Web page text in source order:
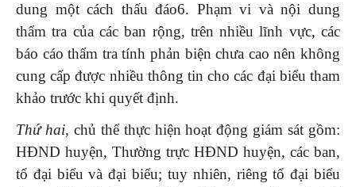
dung một cách thấu đáo6. Phạm vi và nội dung
thẩm tra của các ban rộng, trên nhiều lĩnh vực, các
báo cáo thẩm tra tính phản biện chưa cao nên không
cung cấp được nhiều thông tin cho các đại biểu tham
khảo trước khi quyết định.
Thứ hai, chủ thể thực hiện hoạt động giám sát gồm:
HĐND huyện, Thường trực HĐND huyện, các ban,
tổ đại biểu và đại biểu; tuy nhiên, riêng tổ đại biểu